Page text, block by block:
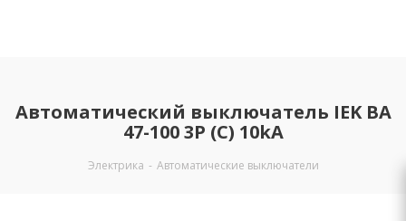
Автоматический выключатель IEK ВА
47-100 3P (C) 10kA
Электрика - Автоматические выключатели